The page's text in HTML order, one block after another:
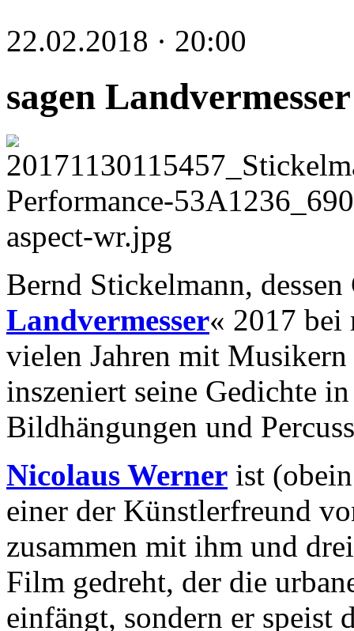
22.02.2018 · 20:00
sagen Landvermesser
Bernd Stickelmann,
Landvermesser« 2017 bei
vielen Jahren mit
inszeniert seine Gedichte
Bildhängungen und
Nicolaus Werner ist
einer der Künstlerfreund
zusammen mit ihm und
Film gedreht, der die
einfängt, sondern er speist